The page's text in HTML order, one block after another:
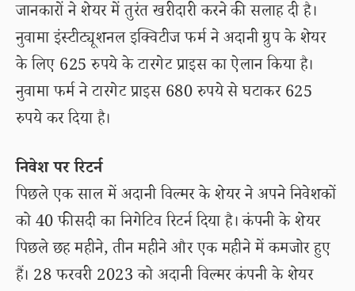
जानकारों ने शेयर में तुरंत खरीदारी करने की सलाह दी है।
नुवामा इंस्टीट्यूशनल इक्विटीज फर्म ने अदानी ग्रुप के शेयर
के लिए 625 रुपये के टारगेट प्राइस का ऐलान किया है।
नुवामा फर्म ने टारगेट प्राइस 680 रुपये से घटाकर 625
रुपये कर दिया है।
निवेश पर रिटर्न
पिछले एक साल में अदानी विल्मर के शेयर ने अपने निवेशकों
को 40 फीसदी का निगेटिव रिटर्न दिया है। कंपनी के शेयर
पिछले छह महीने, तीन महीने और एक महीने में कमजोर हुए
हैं। 28 फरवरी 2023 को अदानी विल्मर कंपनी के शेयर